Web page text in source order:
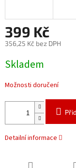
399 Kč
356,25 Kč bez DPH
cena:
Skladem
Možnosti doručení
Detailní informace